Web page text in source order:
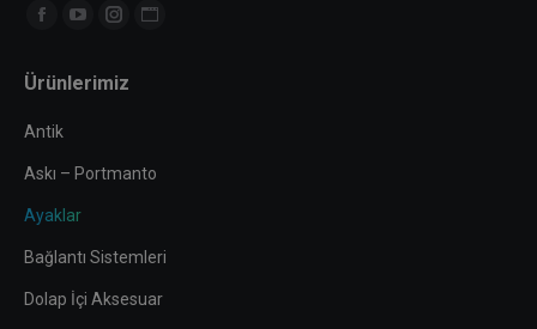
Find us on:
Facebook
opens
in
window
YouTube
opens
window
Instagram
opens
window
Website
window
Ürünlerimiz
Antik
Askı – Portmanto
Ayaklar
Bağlantı Sistemleri
Dolap İçi Aksesuar